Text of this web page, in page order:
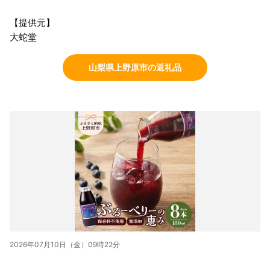
【提供元】
大蛇堂
山梨県上野原市の返礼品
2026年07月10日（金）09時22分